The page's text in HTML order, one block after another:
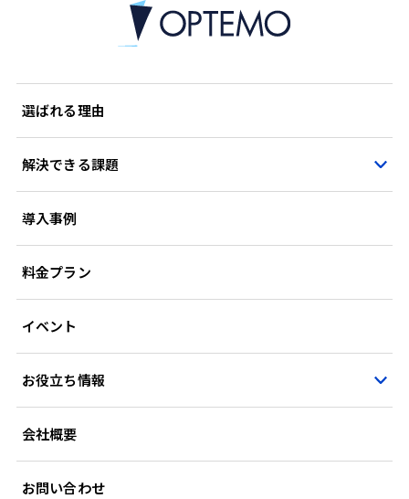
選ばれる理由
解決できる課題
導入事例
料金プラン
イベント
お役立ち情報
会社概要
お問い合わせ